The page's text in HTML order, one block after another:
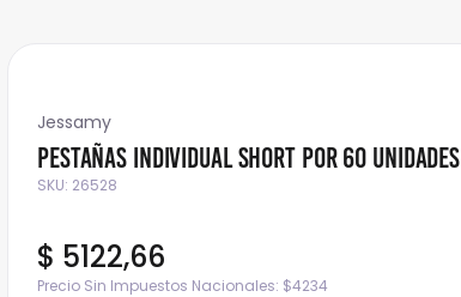
Jessamy
Pestañas Individual Short por 60 unidades
SKU: 26528
$ 5122,66
Precio Sin Impuestos Nacionales: $4234